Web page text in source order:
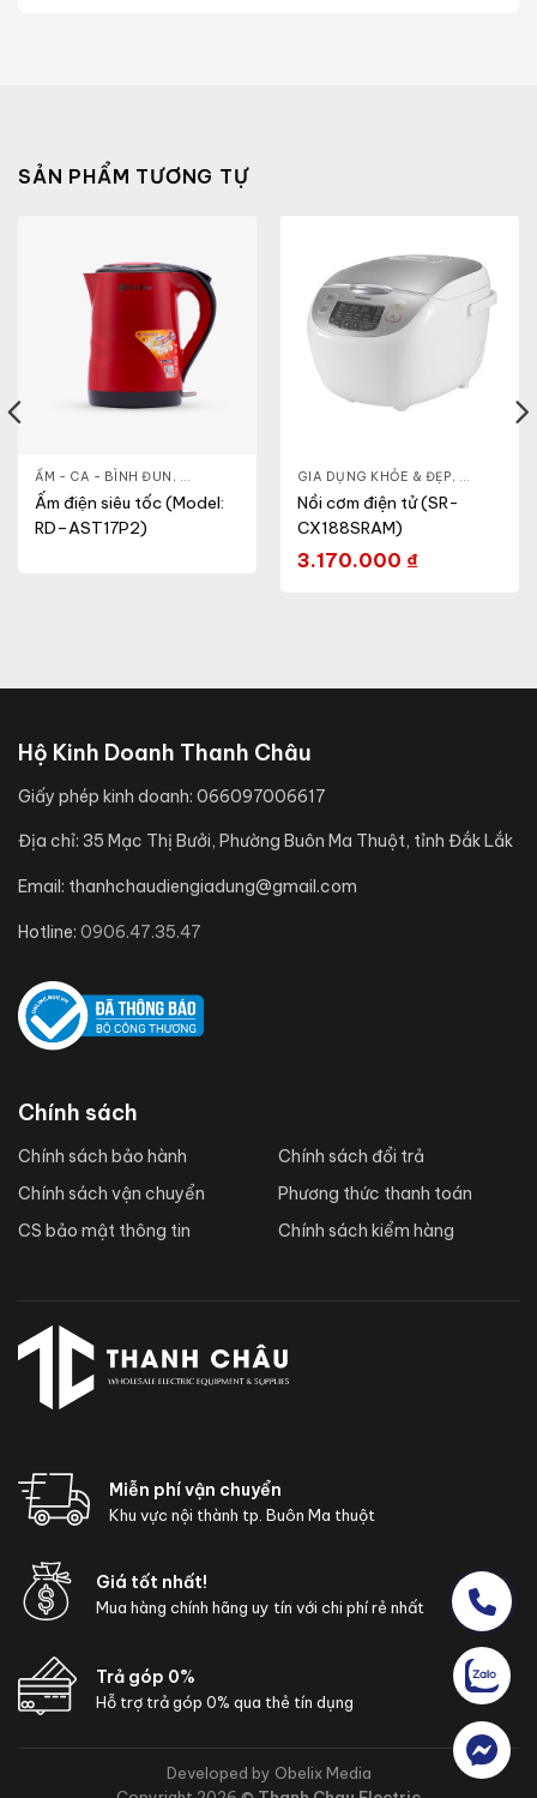
SẢN PHẨM TƯƠNG TỰ
ẤM - CA - BÌNH ĐUN , GIA DỤNG KHỎE & ĐẸP,NỒI - ẤM - CA - BÌNH
Ấm điện siêu tốc (Model:
RD–AST17P2)
GIA DỤNG KHỎE & ĐẸP, NỒI - ẤM -
Nồi cơm điện tử (SR-
CX188SRAM)
3.170.000 ₫
CA - BÌNH,NỒI CƠM ĐIỆN
Hộ Kinh Doanh Thanh Châu
Giấy phép kinh doanh: 066097006617
Địa chỉ: 35 Mạc Thị Bưởi, Phường Buôn Ma Thuột, tỉnh Đắk Lắk
Email: thanhchaudiengiadung@gmail.com
Hotline: 0906.47.35.47
Chính sách
Chính sách bảo hành
Chính sách vận chuyển
CS bảo mật thông tin
Chính sách đổi trả
Phương thức thanh toán
Chính sách kiểm hàng
Miễn phí vận chuyển
Khu vực nội thành tp. Buôn Ma thuột
Giá tốt nhất!
Mua hàng chính hãng uy tín với chi phí rẻ nhất
Trả góp 0%
Hỗ trợ trả góp 0% qua thẻ tín dụng
Developed by Obelix Media